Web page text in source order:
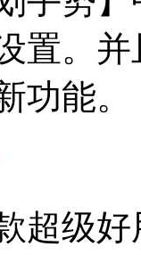
置。
功能。
超级